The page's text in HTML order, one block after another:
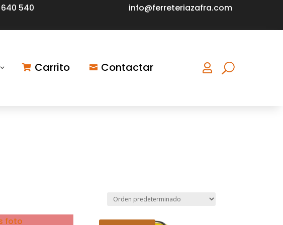
640 540
info@ferreteriazafra.com
3  Carrito  Contactar 